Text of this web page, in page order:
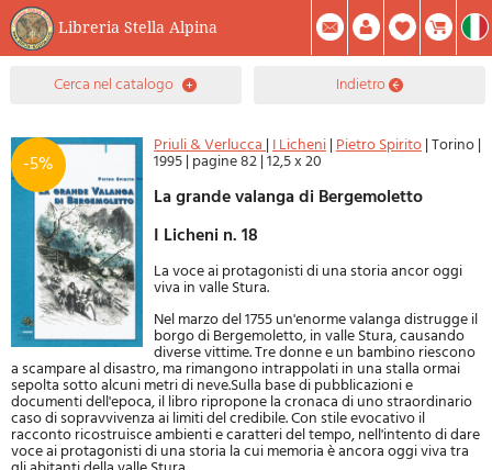
Libreria Stella Alpina
0 Prodotto(i) Attualmente Nel Carrello Riepilogo
Facebook
Registrati Mod. Password
cerca nel catalogo indietro
-5%
Priuli & Verlucca|I Licheni|Pietro Spirito|Torino|
1995| pagine 82|12,5 x 20
La grande valanga di Bergemoletto
I Licheni n. 18
La voce ai protagonisti di una storia ancor oggi
viva in valle Stura.
Nel marzo del 1755 un'enorme valanga distrugge il
borgo di Bergemoletto, in valle Stura, causando
diverse vittime. Tre donne e un bambino riescono
a scampare al disastro, ma rimangono intrappolati in una stalla ormai
sepolta sotto alcuni metri di neve.Sulla base di pubblicazioni e
documenti dell'epoca, il libro ripropone la cronaca di uno straordinario
caso di sopravvivenza ai limiti del credibile. Con stile evocativo il
racconto ricostruisce ambienti e caratteri del tempo, nell'intento di dare
voce ai protagonisti di una storia la cui memoria è ancora oggi viva tra